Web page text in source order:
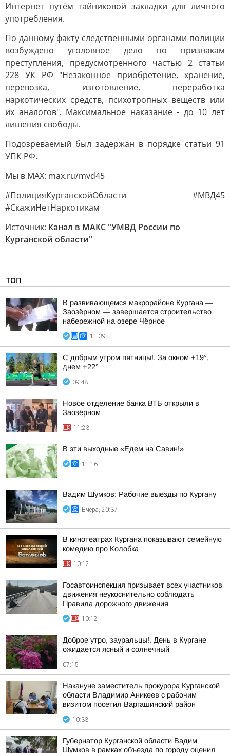
Интернет путём тайниковой закладки для личного
употребления.
По данному факту следственными органами полиции
возбуждено уголовное дело по признакам
преступления, предусмотренного частью 2 статьи
228 УК РФ "Незаконное приобретение, хранение,
перевозка, изготовление, переработка
наркотических средств, психотропных веществ или
их аналогов". Максимальное наказание - до 10 лет
лишения свободы.
Подозреваемый был задержан в порядке статьи 91
УПК РФ.
Мы в MAX: max.ru/mvd45
#ПолицияКурганскойОбласти #МВД45
#СкажиНетНаркотикам
Источник: Канал в МАКС "УМВД России по
Курганской области"
ТОП
В развивающемся макрорайоне Кургана —
Заозёрном — завершается строительство
набережной на озере Чёрное
11:39
С добрым утром пятницы!. За окном +19°,
днем +22°
09:48
Новое отделение банка ВТБ открыли в
Заозёрном
11:23
В эти выходные «Едем на Савин!»
11:16
Вадим Шумков: Рабочие выезды по Кургану
Вчера, 20:37
В кинотеатрах Кургана показывают семейную
комедию про Колобка
10:12
Госавтоинспекция призывает всех участников
движения неукоснительно соблюдать
Правила дорожного движения
10:12
Доброе утро, зауральцы!. День в Кургане
ожидается ясный и солнечный
07:15
Накануне заместитель прокурора Курганской
области Владимир Аникеев с рабочим
визитом посетил Варгашинский район
10:33
Губернатор Курганской области Вадим
Шумков в рамках объезда по городу оценил